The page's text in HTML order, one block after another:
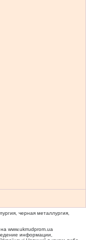
черная металлургия,
www.ukrrudprom.ua
информации,